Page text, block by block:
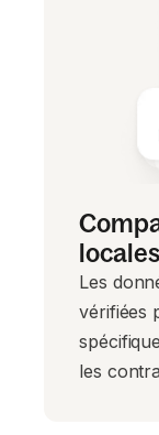
locales
Les
vérifiées
les